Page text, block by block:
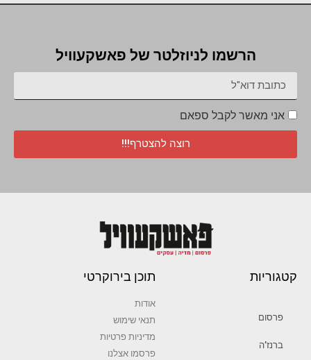
הרשמו לניוזלטר של פאשקעוויל
אני מאשר לקבל ספאם
רוצה להצטרף!!!
קטגוריות
פרסום
ברנז’ה
תוכן בירוקרטי
אודות
תנאי שימוש
מדיניות פרטיות
פרסמו אצלנו